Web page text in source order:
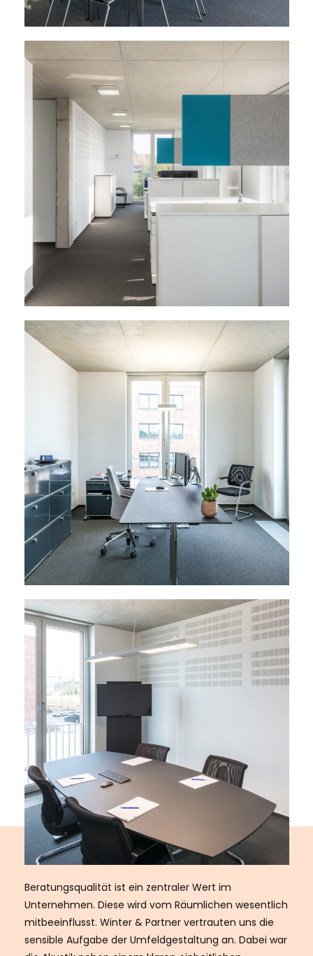
Beratungsqualität ist ein zentraler Wert im
Unternehmen. Diese wird vom Räumlichen wesentlich
mitbeeinflusst. Winter & Partner vertrauten uns die
sensible Aufgabe der Umfeldgestaltung an. Dabei war